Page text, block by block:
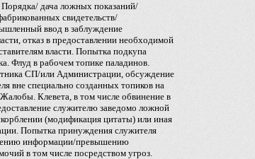
дача ложных показаний/
свидетельств/
ввод в заблуждение
отказ в предоставлении необходимой
власти. Попытка подкупа
Флуд в рабочем топике паладинов.
СП/или Администрации, обсуждение
вне специально созданных топиков на
Клевета, в том числе обвинение в
служителю заведомо ложной
(модификация цитаты) или иная
Попытка принуждения служителя
информации/превышению
в том числе посредством угроз.